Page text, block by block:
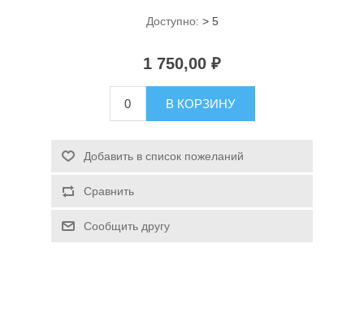
Спасательные средства
Доступно: > 5
1 750,00 ₽
В КОРЗИНУ
Добавить в список пожеланий
Сравнить
Сообщить другу